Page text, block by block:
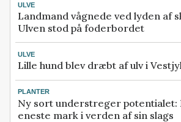
ULVE
Landmand vågnede ved lyden af
Ulven stod på foderbordet
ULVE
Lille hund blev dræbt af ulv i
PLANTER
Ny sort understreger potentialet:
eneste mark i verden af sin slags